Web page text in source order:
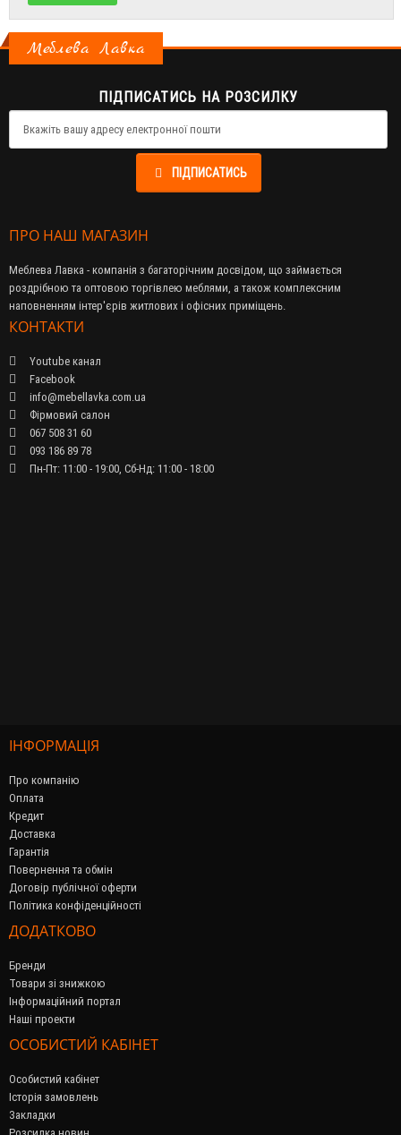
Меблева Лавка
ПІДПИСАТИСЬ НА РОЗСИЛКУ
ПІДПИСАТИСЬ
ПРО НАШ МАГАЗИН
Меблева Лавка - компанія з багаторічним досвідом, що займається
роздрібною та оптовою торгівлею меблями, а також комплексним
наповненням інтер'єрів житлових і офісних приміщень.
КОНТАКТИ
Youtube канал
Facebook
info@mebellavka.com.ua
Фірмовий салон
067 508 31 60
093 186 89 78
Пн-Пт: 11:00 - 19:00, Сб-Нд: 11:00 - 18:00
ІНФОРМАЦІЯ
Про компанію
Оплата
Кредит
Доставка
Гарантія
Повернення та обмін
Договір публічної оферти
Політика конфіденційності
ДОДАТКОВО
Бренди
Товари зі знижкою
Інформаційний портал
Наші проекти
ОСОБИСТИЙ КАБІНЕТ
Особистий кабінет
Історія замовлень
Закладки